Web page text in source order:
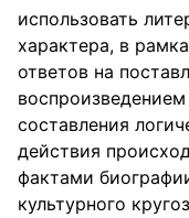
использовать
характера, в
ответов на
составления
действия
фактами
культурного